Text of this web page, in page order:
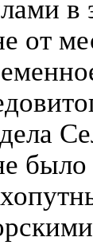
в
от
было